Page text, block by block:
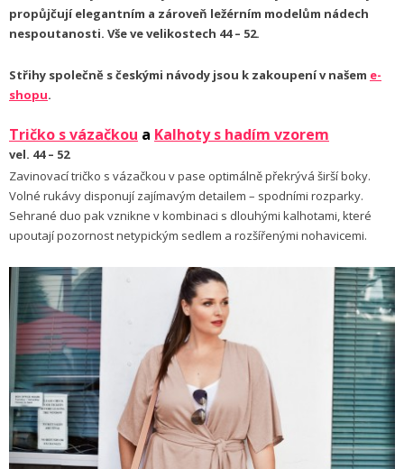
propůjčují elegantním a zároveň ležérním modelům nádech
nespoutanosti. Vše ve velikostech 44 – 52.
Střihy společně s českými návody jsou k zakoupení v našem e-
shopu.
Tričko s vázačkou a Kalhoty s hadím vzorem
vel. 44 – 52
Zavinovací tričko s vázačkou v pase optimálně překrývá širší boky.
Volné rukávy disponují zajímavým detailem – spodními rozparky.
Sehrané duo pak vznikne v kombinaci s dlouhými kalhotami, které
upoutají pozornost netypickým sedlem a rozšířenými nohavicemi.